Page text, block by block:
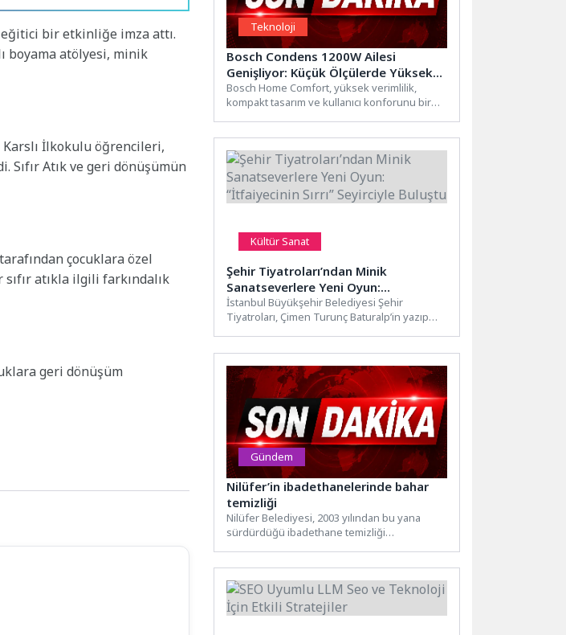
eğitici bir etkinliğe imza attı.
boyama atölyesi, minik
Karslı İlkokulu öğrencileri,
Atık ve geri dönüşümün
çocuklara özel
atıkla ilgili farkındalık
geri dönüşüm
Teknoloji
Bosch Condens 1200W Ailesi
Genişliyor: Küçük Ölçülerde Yüksek
Kapasite ve Tasarruf Bir Arada
Bosch Home Comfort, yüksek verimlilik,
kompakt tasarım ve kullanıcı konforunu bir
Kültür Sanat
Şehir Tiyatroları’ndan Minik
Sanatseverlere Yeni Oyun:
“İtfaiyecinin Sırrı” Seyirciyle Buluştu
İstanbul Büyükşehir Belediyesi Şehir
Tiyatroları, Çimen Turunç Baturalp’in yazıp
Gündem
Nilüfer’in ibadethanelerinde bahar
temizliği
Nilüfer Belediyesi, 2003 yılından bu yana
sürdürdüğü ibadethane temizliği